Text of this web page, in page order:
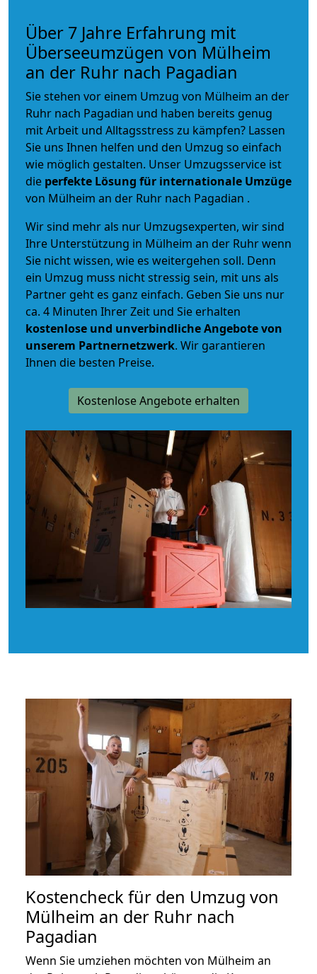
Über 7 Jahre Erfahrung mit
Überseeumzügen von Mülheim
an der Ruhr nach Pagadian
Sie stehen vor einem Umzug von Mülheim an der
Ruhr nach Pagadian und haben bereits genug
mit Arbeit und Alltagsstress zu kämpfen? Lassen
Sie uns Ihnen helfen und den Umzug so einfach
wie möglich gestalten. Unser Umzugsservice ist
die perfekte Lösung für internationale Umzüge
von Mülheim an der Ruhr nach Pagadian .
Wir sind mehr als nur Umzugsexperten, wir sind
Ihre Unterstützung in Mülheim an der Ruhr wenn
Sie nicht wissen, wie es weitergehen soll. Denn
ein Umzug muss nicht stressig sein, mit uns als
Partner geht es ganz einfach. Geben Sie uns nur
ca. 4 Minuten Ihrer Zeit und Sie erhalten
kostenlose und unverbindlicheAngebote von
unserem Partnernetzwerk. Wir garantieren
Ihnen die besten Preise.
Kostenlose Angebote erhalten
Kostencheck für den Umzug von
Mülheim an der Ruhr nach
Pagadian
Wenn Sie umziehen möchten von Mülheim an